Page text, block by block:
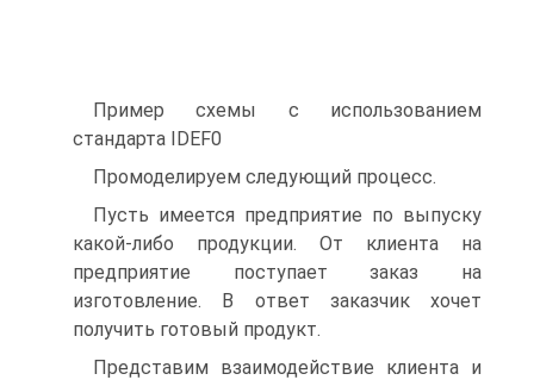
Пример схемы с использованием
стандарта IDEF0
Промоделируем следующий процесс.
Пусть имеется предприятие по выпуску
какой-либо продукции. От клиента на
предприятие поступает заказ на
изготовление. В ответ заказчик хочет
получить готовый продукт.
Представим взаимодействие клиента и